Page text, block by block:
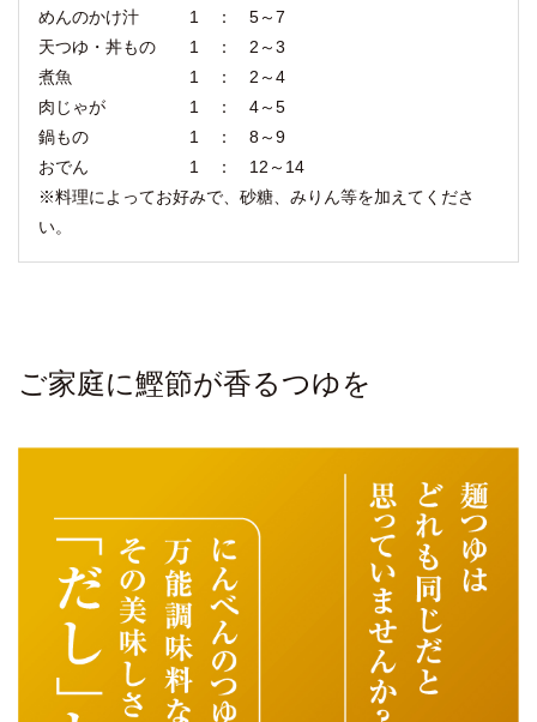
めんのかけ汁 1 ： 5～7
天つゆ・丼もの 1 ： 2～3
煮魚 1 ： 2～4
肉じゃが 1 ： 4～5
鍋もの 1 ： 8～9
おでん 1 ： 12～14
※料理によってお好みで、砂糖、みりん等を加えてくださ
い。
ご家庭に鰹節が香るつゆを